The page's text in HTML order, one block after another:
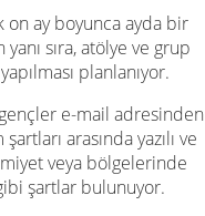
on ay boyunca ayda bir
sıra, atölye ve grup
planlanıyor.
e-mail adresinden
arasında yazılı ve
veya bölgelerinde
şartlar bulunuyor.